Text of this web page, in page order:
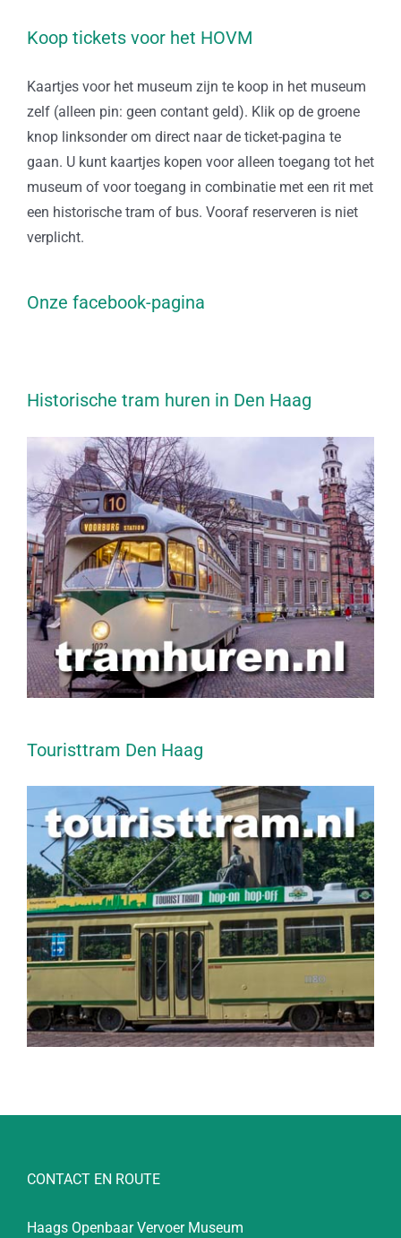
Koop tickets voor het HOVM
Kaartjes voor het museum zijn te koop in het museum
zelf (alleen pin: geen contant geld). Klik op de groene
knop linksonder om direct naar de ticket-pagina te
gaan. U kunt kaartjes kopen voor alleen toegang tot het
museum of voor toegang in combinatie met een rit met
een historische tram of bus. Vooraf reserveren is niet
verplicht.
Onze facebook-pagina
Historische tram huren in Den Haag
Touristtram Den Haag
CONTACT EN ROUTE
Haags Openbaar Vervoer Museum